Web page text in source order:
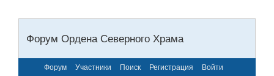
Форум Ордена Северного Храма
Форум Участники Поиск Регистрация Войти